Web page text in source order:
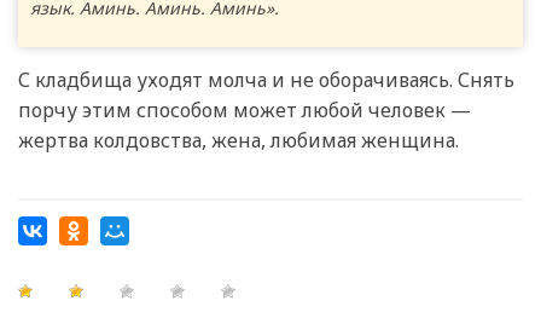
язык. Аминь. Аминь. Аминь».
С кладбища уходят молча и не оборачиваясь. Снять
порчу этим способом может любой человек —
жертва колдовства, жена, любимая женщина.